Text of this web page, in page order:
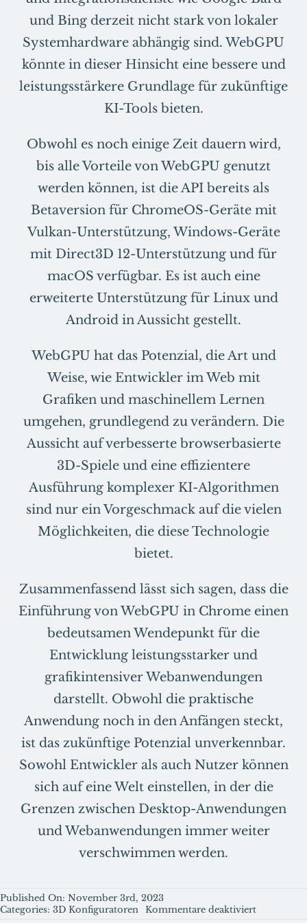
und Bing derzeit nicht stark von lokaler
Systemhardware abhängig sind. WebGPU
könnte in dieser Hinsicht eine bessere und
leistungsstärkere Grundlage für zukünftige
KI-Tools bieten.
Obwohl es noch einige Zeit dauern wird,
bis alle Vorteile von WebGPU genutzt
werden können, ist die API bereits als
Betaversion für ChromeOS-Geräte mit
Vulkan-Unterstützung, Windows-Geräte
mit Direct3D 12-Unterstützung und für
macOS verfügbar. Es ist auch eine
erweiterte Unterstützung für Linux und
Android in Aussicht gestellt.
WebGPU hat das Potenzial, die Art und
Weise, wie Entwickler im Web mit
Grafiken und maschinellem Lernen
umgehen, grundlegend zu verändern. Die
Aussicht auf verbesserte browserbasierte
3D-Spiele und eine effizientere
Ausführung komplexer KI-Algorithmen
sind nur ein Vorgeschmack auf die vielen
Möglichkeiten, die diese Technologie
bietet.
Zusammenfassend lässt sich sagen, dass die
Einführung von WebGPU in Chrome einen
bedeutsamen Wendepunkt für die
Entwicklung leistungsstarker und
grafikintensiver Webanwendungen
darstellt. Obwohl die praktische
Anwendung noch in den Anfängen steckt,
ist das zukünftige Potenzial unverkennbar.
Sowohl Entwickler als auch Nutzer können
sich auf eine Welt einstellen, in der die
Grenzen zwischen Desktop-Anwendungen
und Webanwendungen immer weiter
verschwimmen werden.
Published On: November 3rd, 2023
Categories: 3D Konfiguratoren Kommentare deaktiviertfür